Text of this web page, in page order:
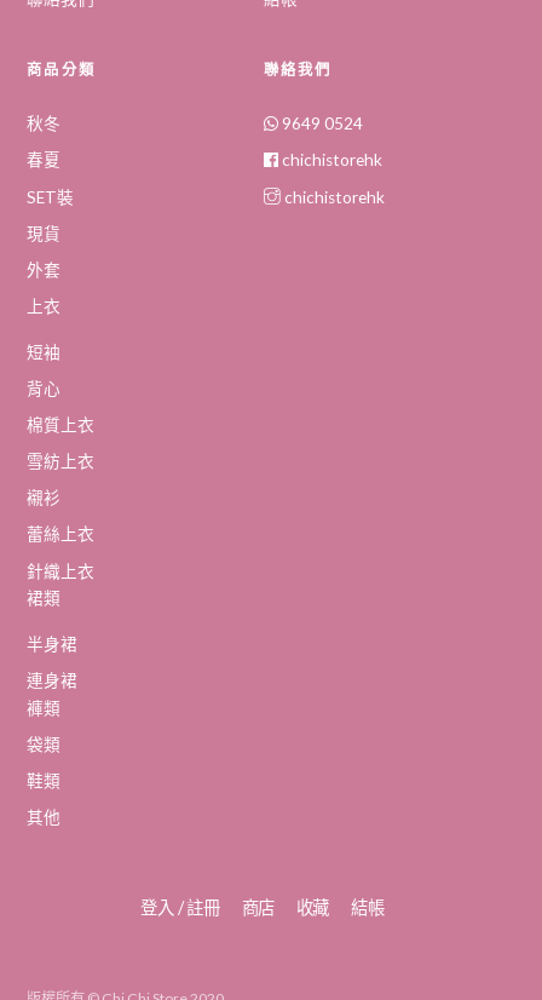
商品分類
秋冬
春夏
SET裝
現貨
外套
上衣
短袖
背心
棉質上衣
雪紡上衣
襯衫
蕾絲上衣
針織上衣
裙類
半身裙
連身裙
褲類
袋類
鞋類
其他
聯絡我們
9649 0524
chichistorehk
chichistorehk
登入 / 註冊 商店 收藏 結帳